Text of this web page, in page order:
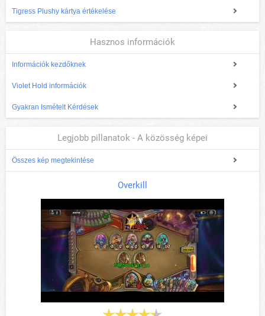
Tigress Plushy kártya értékelése
Hasznos információk
Információk kezdőknek
Violet Hold információk
Gyakran Ismételt Kérdések
Legjobb pillanatok - A közösség képei
Összes kép megtekintése
Overkill